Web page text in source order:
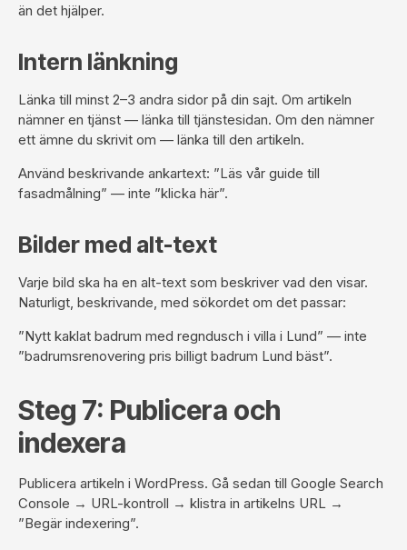
än det hjälper.
Intern länkning
Länka till minst 2–3 andra sidor på din sajt. Om artikeln
nämner en tjänst — länka till tjänstesidan. Om den nämner
ett ämne du skrivit om — länka till den artikeln.
Använd beskrivande ankartext: ”Läs vår guide till
fasadmålning” — inte ”klicka här”.
Bilder med alt-text
Varje bild ska ha en alt-text som beskriver vad den visar.
Naturligt, beskrivande, med sökordet om det passar:
”Nytt kaklat badrum med regndusch i villa i Lund” — inte
”badrumsrenovering pris billigt badrum Lund bäst”.
Steg 7: Publicera och
indexera
Publicera artikeln i WordPress. Gå sedan till Google Search
Console → URL-kontroll → klistra in artikelns URL →
”Begär indexering”.